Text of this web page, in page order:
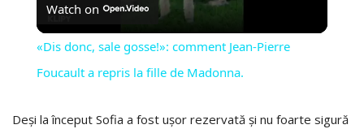
VIDEO
Watch on
«Dis donc, sale gosse!»: comment Jean-Pierre
Foucault a repris la fille de Madonna.
Deși la început Sofia a fost ușor rezervată și nu foarte sigură